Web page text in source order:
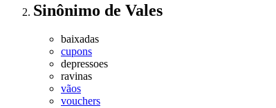
Sinônimo de Vales
baixadas
cupons
depressoes
ravinas
vãos
vouchers